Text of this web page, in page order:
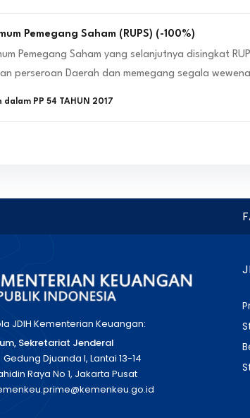
Pemegang Saham (RUPS) ( -100%)
Pemegang Saham yang selanjutnya disingkat
perseroan Daerah dan memegang segala
dalam PP 54 TAHUN 2017
JDIH Kementerian Keuangan:
Sekretariat Jenderal
Gedung Djuanda I, Lantai 13-14
Raya No 1, Jakarta Pusat